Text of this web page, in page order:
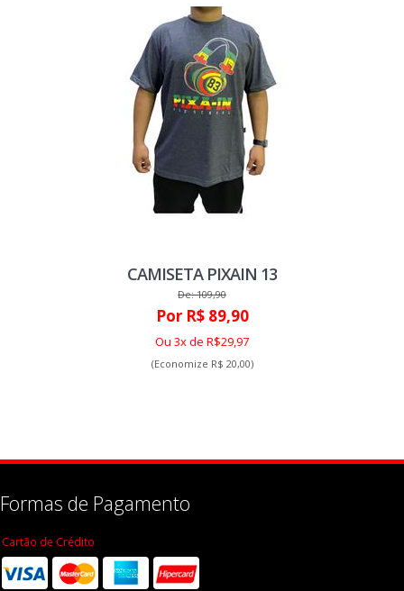
CAMISETA PIXAIN 13
De: 109,90
Por R$ 89,90
Ou 3x de R$29,97
(Economize R$ 20,00)
Formas de Pagamento
Cartão de Crédito